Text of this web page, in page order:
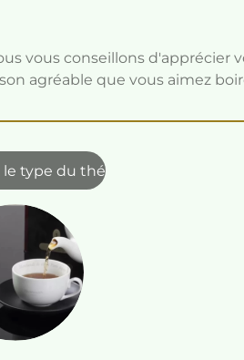
vous conseillons
agréable que vous aimez
le type du thé